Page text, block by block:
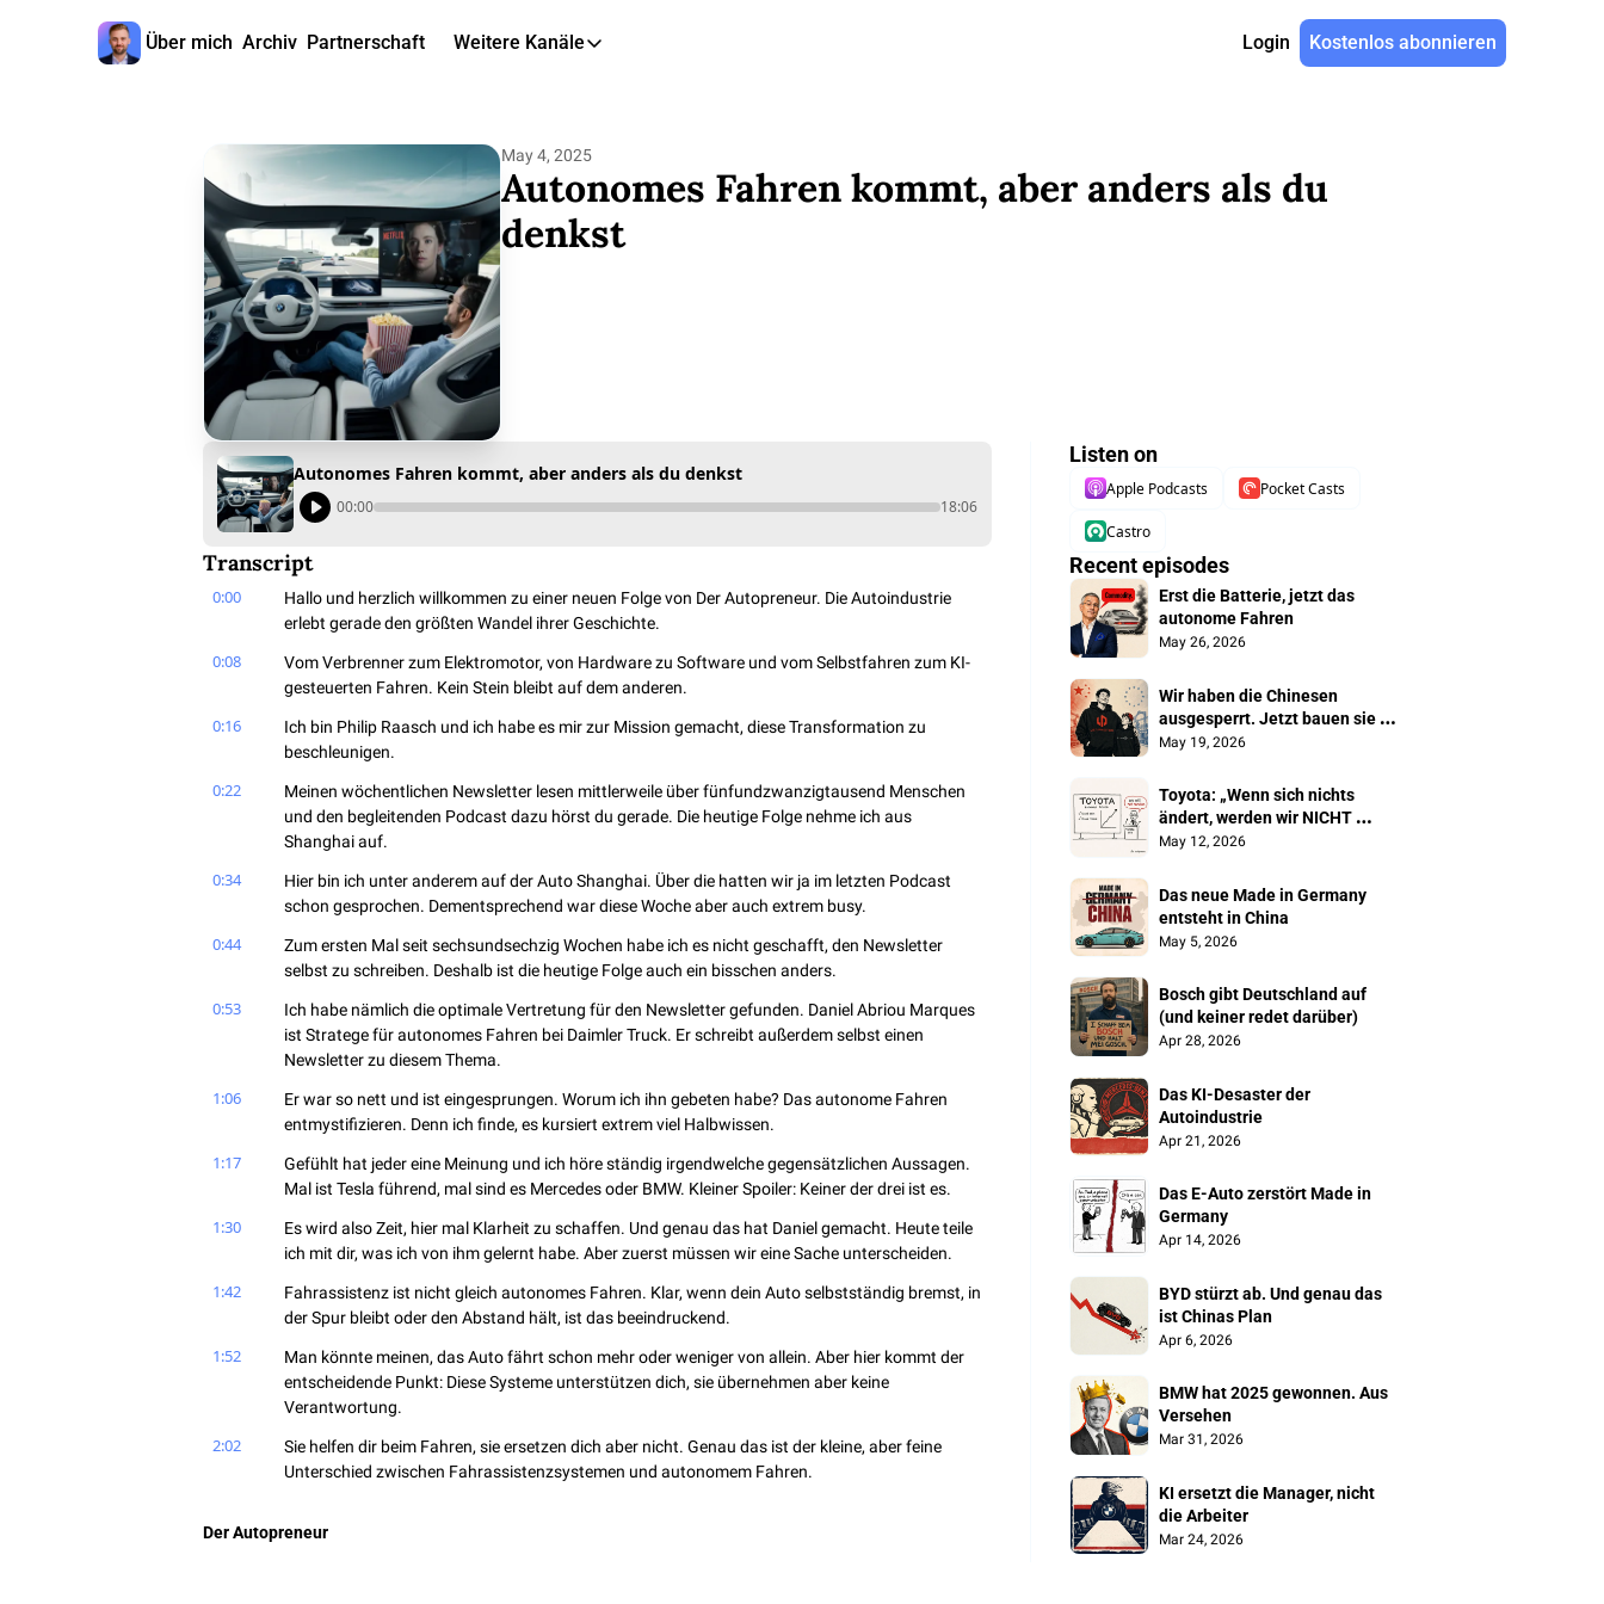
Über mich Archiv Partnerschaft Weitere Kanäle
Weitere Kanäle
📺 YouTube
📊 Insights
Login Kostenlos abonnieren
May 4, 2025
Autonomes Fahren kommt, aber anders als du
denkst
Autonomes Fahren kommt, aber anders als du denkst
00:00 18:06
Transcript
0:00
Hallo und herzlich willkommen zu einer neuen Folge von Der Autopreneur. Die Autoindustrie
erlebt gerade den größten Wandel ihrer Geschichte.
0:08
Vom Verbrenner zum Elektromotor, von Hardware zu Software und vom Selbstfahren zum KI-
gesteuerten Fahren. Kein Stein bleibt auf dem anderen.
0:16
Ich bin Philip Raasch und ich habe es mir zur Mission gemacht, diese Transformation zu
beschleunigen.
0:22
Meinen wöchentlichen Newsletter lesen mittlerweile über fünfundzwanzigtausend Menschen
und den begleitenden Podcast dazu hörst du gerade. Die heutige Folge nehme ich aus
Shanghai auf.
0:34
Hier bin ich unter anderem auf der Auto Shanghai. Über die hatten wir ja im letzten Podcast
schon gesprochen. Dementsprechend war diese Woche aber auch extrem busy.
0:44
Zum ersten Mal seit sechsundsechzig Wochen habe ich es nicht geschafft, den Newsletter
selbst zu schreiben. Deshalb ist die heutige Folge auch ein bisschen anders.
0:53
Ich habe nämlich die optimale Vertretung für den Newsletter gefunden. Daniel Abriou Marques
ist Stratege für autonomes Fahren bei Daimler Truck. Er schreibt außerdem selbst einen
Newsletter zu diesem Thema.
1:06
Er war so nett und ist eingesprungen. Worum ich ihn gebeten habe? Das autonome Fahren
entmystifizieren. Denn ich finde, es kursiert extrem viel Halbwissen.
1:17
Gefühlt hat jeder eine Meinung und ich höre ständig irgendwelche gegensätzlichen Aussagen.
Mal ist Tesla führend, mal sind es Mercedes oder BMW. Kleiner Spoiler: Keiner der drei ist es.
1:30
Es wird also Zeit, hier mal Klarheit zu schaffen. Und genau das hat Daniel gemacht. Heute teile
ich mit dir, was ich von ihm gelernt habe. Aber zuerst müssen wir eine Sache unterscheiden.
1:42
Fahrassistenz ist nicht gleich autonomes Fahren. Klar, wenn dein Auto selbstständig bremst, in
der Spur bleibt oder den Abstand hält, ist das beeindruckend.
1:52
Man könnte meinen, das Auto fährt schon mehr oder weniger von allein. Aber hier kommt der
entscheidende Punkt: Diese Systeme unterstützen dich, sie übernehmen aber keine
Verantwortung.
2:02
Sie helfen dir beim Fahren, sie ersetzen dich aber nicht. Genau das ist der kleine, aber feine
Unterschied zwischen Fahrassistenzsystemen und autonomem Fahren.
sogar sechs, aber einer kam erst später dazu und sie wollten wohl das Modell nicht mehr
Der Autopreneur
Listen on
Apple Podcasts Pocket Casts
Castro
Recent episodes
Erst die Batterie, jetzt das
autonome Fahren
May 26, 2026
Wir haben die Chinesen
ausgesperrt. Jetzt bauen sie
unsere Autos
May 19, 2026
Toyota: „Wenn sich nichts
ändert, werden wir NICHT
überleben"
May 12, 2026
Das neue Made in Germany
entsteht in China
May 5, 2026
Bosch gibt Deutschland auf
(und keiner redet darüber)
Apr 28, 2026
Das KI-Desaster der
Autoindustrie
Apr 21, 2026
Das E-Auto zerstört Made in
Germany
Apr 14, 2026
BYD stürzt ab. Und genau das
ist Chinas Plan
Apr 6, 2026
BMW hat 2025 gewonnen. Aus
Versehen
Mar 31, 2026
KI ersetzt die Manager, nicht
die Arbeiter
Mar 24, 2026